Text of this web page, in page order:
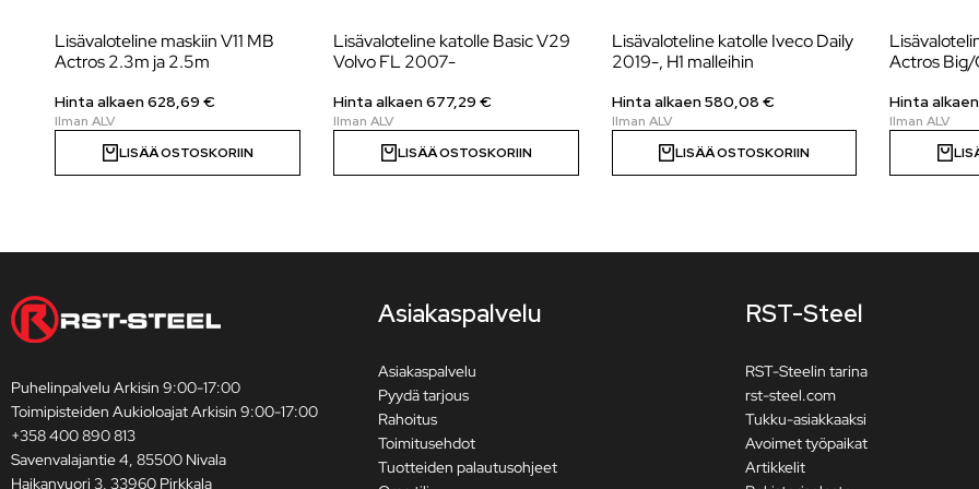
Lisävaloteline maskiin V11 MB
Actros 2.3m ja 2.5m
Hinta alkaen628,69 €
LISÄÄ OSTOSKORIIN
Lisävaloteline katolle Basic V29
Volvo FL 2007-
Hinta alkaen677,29 €
LISÄÄ OSTOSKORIIN
Lisävaloteline katolle Iveco Daily
2019-, H1 malleihin
Hinta alkaen580,08 €
LISÄÄ OSTOSKORIIN
Actros
Hinta
Puhelinpalvelu Arkisin 9:00-17:00
Toimipisteiden Aukioloajat Arkisin 9:00-17:00
+358 400 890 813
Savenvalajantie 4, 85500 Nivala
Haikanvuori 3, 33960 Pirkkala
Asiakaspalvelu
Asiakaspalvelu
Pyydä tarjous
Rahoitus
Toimitusehdot
Tuotteiden palautusohjeet
RST-Steel
RST-Steelin tarina
rst-steel.com
Tukku-asiakkaaksi
Avoimet työpaikat
Artikkelit